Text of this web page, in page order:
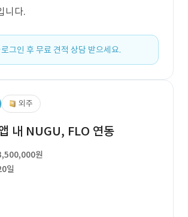
니다.
로그인 후 무료 견적 상담 받으세요.
외주
내 NUGU, FLO 연동
원
일